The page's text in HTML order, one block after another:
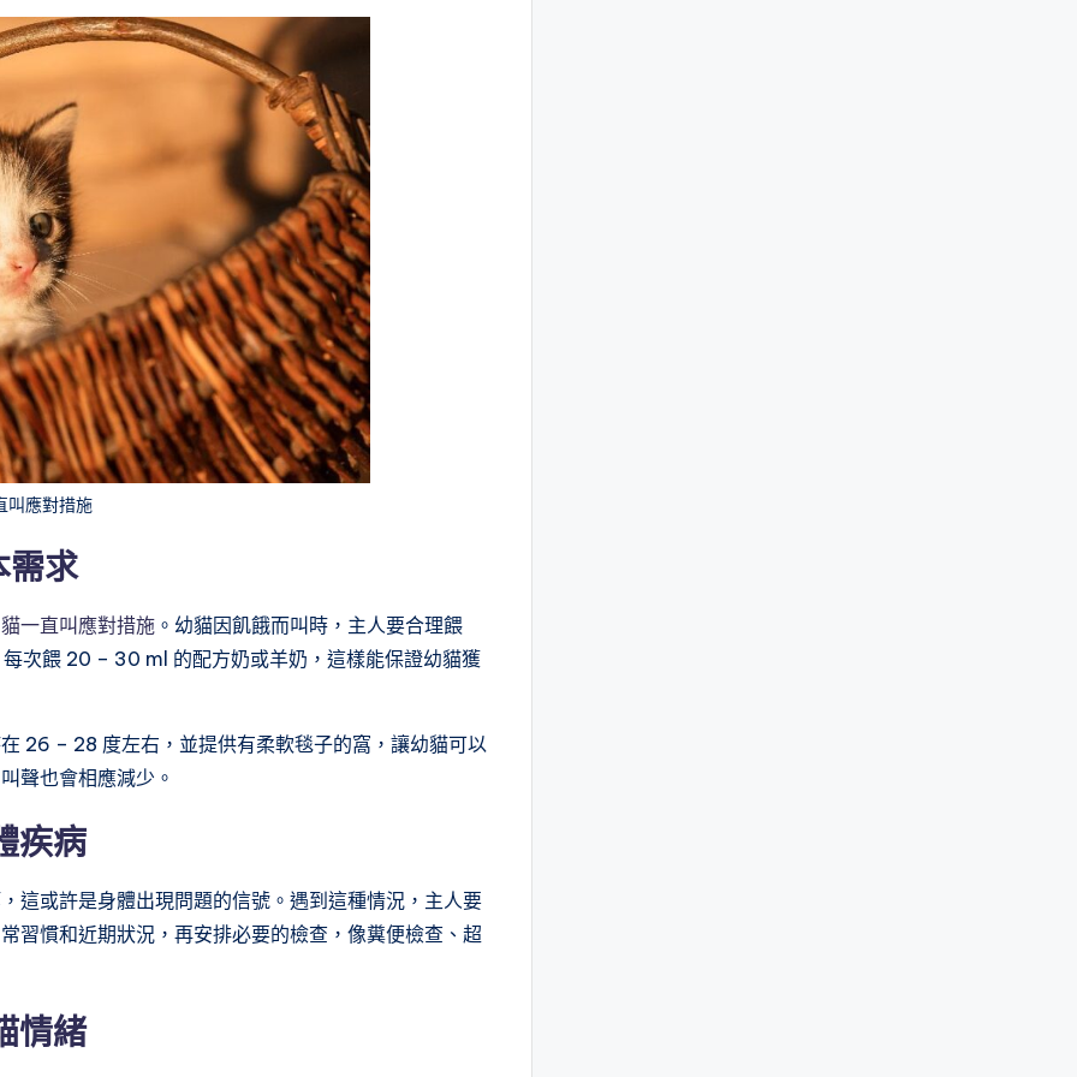
叫應對措施
需求
貓一直叫應對措施 。幼貓因飢餓而叫時，主人要合理餵
次餵 20 – 30 ml 的配方奶或羊奶，這樣能保證幼貓獲
26 – 28 度左右，並提供有柔軟毯子的窩，讓幼貓可以
聲也會相應減少。
疾病
這或許是身體出現問題的信號。遇到這種情況，主人要
習慣和近期狀況，再安排必要的檢查，像糞便檢查、超
情緒